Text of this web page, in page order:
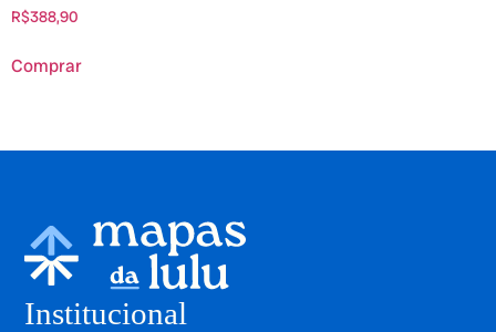
R$388,90
Comprar
Institucional